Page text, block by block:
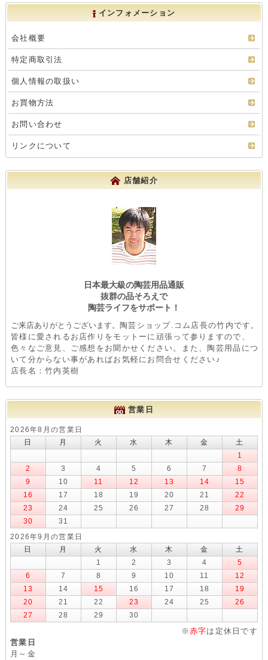
インフォメーション
会社概要
特定商取引法
個人情報の取扱い
お買物方法
お問い合わせ
リンクについて
店舗紹介
日本最大級の陶芸用品通販
抜群の品そろえで
陶芸ライフをサポート！
ご来店ありがとうございます。 陶芸ショップ.コム店長の竹内です。
皆様に愛されるお店作りをモットーに頑張って参りますので、
色々なご意見、ご感想をお聞かせください。また、陶芸用品につ
いて分からない事があればお気軽にお問合せください♪
店長名：竹内英樹
営業日
2026年8月の営業日
日
月 火 水 木 金
土
1
2
3 4 5 6 7
8
9
10 11 12 13 14
15
16
17 18 19 20 21
22
23
24 25 26 27 28
29
30
31
2026年9月の営業日
日
月 火 水 木 金
土
1
2 3 4
5
6
7 8 9 10 11
12
13
14 15 16 17 18
19
20
21 22 23 24 25
26
27
28 29 30
※ 赤字は定休日です
営業日
月～金